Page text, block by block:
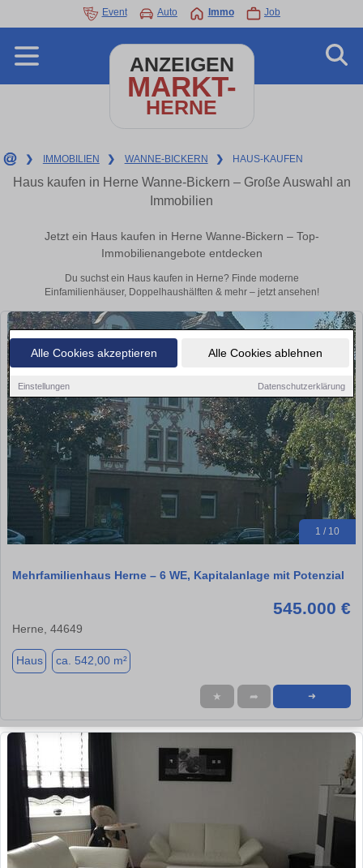
Alle Cookies akzeptieren Alle Cookies ablehnen
Einstellungen Datenschutzerklärung
Event Auto Immo Job
ANZEIGEN
MARKT-
HERNE
❯ IMMOBILIEN ❯ WANNE-BICKERN ❯ HAUS-KAUFEN
Haus kaufen in Herne Wanne-Bickern – Große Auswahl an
Immobilien
Jetzt ein Haus kaufen in Herne Wanne-Bickern – Top-
Immobilienangebote entdecken
Du suchst ein Haus kaufen in Herne? Finde moderne
Einfamilienhäuser, Doppelhaushälften & mehr – jetzt ansehen!
1 / 10
Mehrfamilienhaus Herne – 6 WE, Kapitalanlage mit Potenzial
545.000 €
Herne, 44649
Haus ca. 542,00 m²
★ ➦ ➜